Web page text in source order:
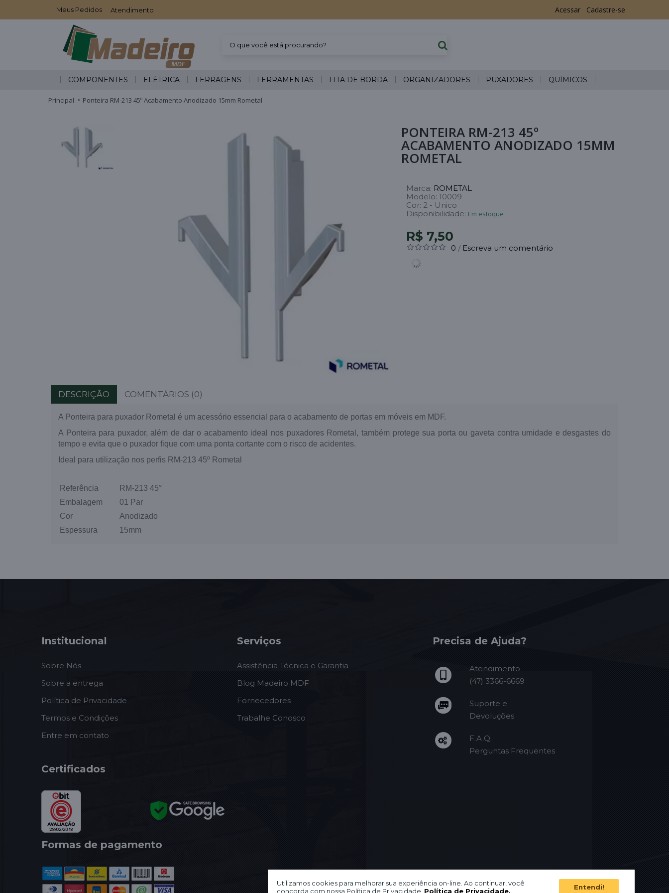
Meus Pedidos Atendimento Acessar Cadastre-se
COMPONENTES ELÉTRICA FERRAGENS FERRAMENTAS FITA DE BORDA ORGANIZADORES PUXADORES QUÍMICOS
Principal Ponteira RM-213 45º Acabamento Anodizado 15mm Rometal
PONTEIRA RM-213 45º
ACABAMENTO ANODIZADO 15MM
ROMETAL
Marca: ROMETAL
Modelo: 10009
Cor: 2 - Unico
Disponibilidade: Em estoque
R$ 7,50
0 / Escreva um comentário
DESCRIÇÃO COMENTÁRIOS (0)
A Ponteira para puxador Rometal é um acessório essencial para o acabamento de portas em móveis em MDF.
A Ponteira para puxador, além de dar o acabamento ideal nos puxadores Rometal, também protege sua porta ou gaveta contra umidade e desgastes do
tempo e evita que o puxador fique com uma ponta cortante com o risco de acidentes.
Ideal para utilização nos perfis RM-213 45º Rometal
Referência
RM-213 45°
Embalagem
01 Par
Cor
Anodizado
Espessura
15mm
Utilizamos cookies para melhorar sua experiência on-line. Ao continuar, você
concorda com nossa Política de Privacidade. Política de Privacidade. Entendi!
Institucional
Sobre Nós
Sobre a entrega
Política de Privacidade
Termos e Condições
Entre em contato
Serviços
Assistência Técnica e Garantia
Blog Madeiro MDF
Fornecedores
Trabalhe Conosco
Precisa de Ajuda?
Atendimento
(47) 3366-6669
Suporte e
Devoluções
F.A.Q.
Perguntas Frequentes
Certificados
Formas de pagamento